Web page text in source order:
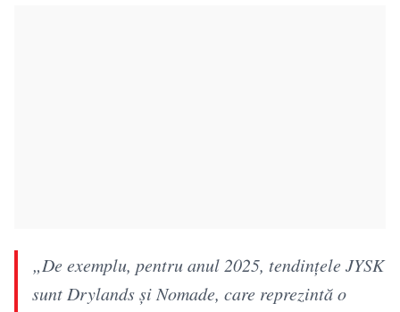
„De exemplu, pentru anul 2025, tendințele JYSK
sunt Drylands și Nomade, care reprezintă o